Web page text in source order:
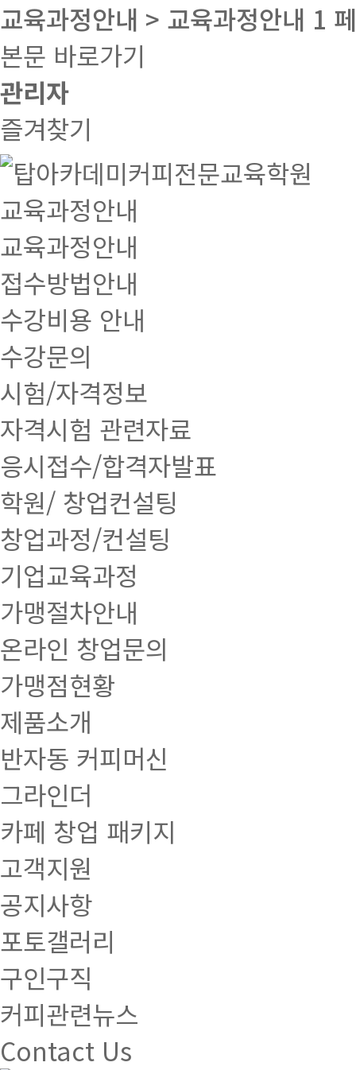
교육과정안내 > 교육과정안내 1
본문 바로가기
관리자
즐겨찾기
교육과정안내
교육과정안내
접수방법안내
수강비용 안내
수강문의
시험/자격정보
자격시험 관련자료
응시접수/합격자발표
학원/ 창업컨설팅
창업과정/컨설팅
기업교육과정
가맹절차안내
온라인 창업문의
가맹점현황
제품소개
반자동 커피머신
그라인더
카페 창업 패키지
고객지원
공지사항
포토갤러리
구인구직
커피관련뉴스
Contact Us